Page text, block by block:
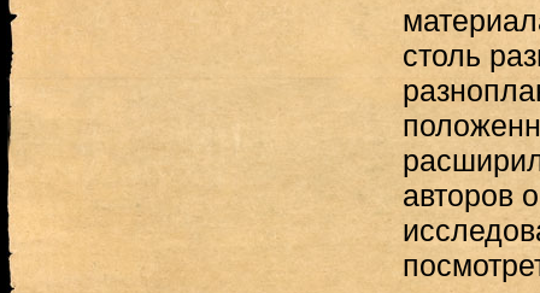
столь
авторов